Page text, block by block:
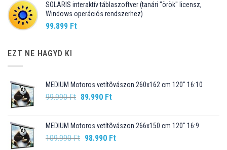
SOLARIS interaktív táblaszoftver (tanári "örök" licensz,
Windows operációs rendszerhez)
99.899 Ft
EZT NE HAGYD KI
MEDIUM Motoros vetítõvászon 260x162 cm 120" 16:10
99.990Ft Original
99.990 Ft.
89.990 FtCurrent
89.990 Ft.
MEDIUM Motoros vetítõvászon 266x150 cm 120" 16:9
109.990Ft Original
98.990 FtCurrent